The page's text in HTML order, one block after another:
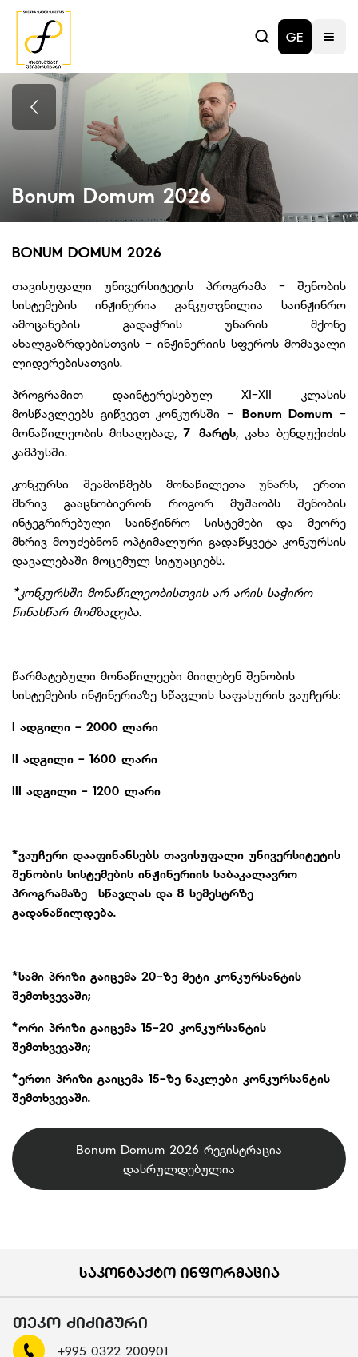
GE
Bonum Domum 2026
BONUM DOMUM 2026
თავისუფალი უნივერსიტეტის პროგრამა - შენობის
სისტემების ინჟინერია განკუთვნილია საინჟინრო
ამოცანების გადაჭრის უნარის მქონე
ახალგაზრდებისთვის - ინჟინერიის სფეროს მომავალი
ლიდერებისათვის.
პროგრამით დაინტერესებულ XI-XII კლასის
მოსწავლეებს გიწვევთ კონკურსში - Bonum Domum -
მონაწილეობის მისაღებად,7 მარტს, კახა ბენდუქიძის
კამპუსში.
კონკურსი შეამოწმებს მონაწილეთა უნარს, ერთი
მხრივ გააცნობიერონ როგორ მუშაობს შენობის
ინტეგრირებული საინჟინრო სისტემები და მეორე
მხრივ მოუძებნონ ოპტიმალური გადაწყვეტა კონკურსის
დავალებაში მოცემულ სიტუაციებს.
*კონკურსში მონაწილეობისთვის არ არის საჭირო
წინასწარ მომზადება.
წარმატებული მონაწილეები მიიღებენ შენობის
სისტემების ინჟინერიაზე სწავლის საფასურის ვაუჩერს:
I ადგილი - 2000 ლარი
II ადგილი - 1600 ლარი
III ადგილი - 1200 ლარი
*ვაუჩერი დააფინანსებს თავისუფალი უნივერსიტეტის
შენობის სისტემების ინჟინერიის საბაკალავრო
პროგრამაზე სწავლას და 8 სემესტრზე
გადანაწილდება.
*სამი პრიზი გაიცემა 20-ზე მეტი კონკურსანტის
შემთხვევაში;
*ორი პრიზი გაიცემა 15-20 კონკურსანტის
შემთხვევაში;
*ერთი პრიზი გაიცემა 15-ზე ნაკლები კონკურსანტის
შემთხვევაში.
Bonum Domum 2026 რეგისტრაცია
დასრულდებულია
ᲡᲐᲙᲝᲜᲢᲐᲥᲢᲝ ᲘᲜᲤᲝᲠᲛᲐᲪᲘᲐ
ᲗᲔᲙᲝ ᲫᲘᲫᲘᲒᲣᲠᲘ
+995 0322 200901